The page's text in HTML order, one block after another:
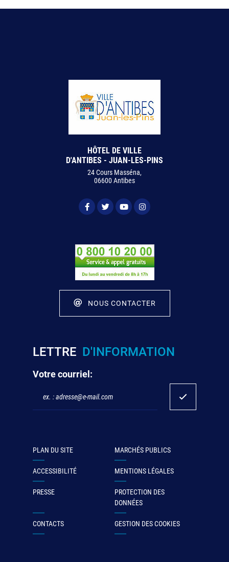
HÔTEL DE VILLE
D'ANTIBES - JUAN-LES-PINS
24 Cours Masséna,
06600 Antibes
NOUS CONTACTER
LETTRE D'INFORMATION
Votre courriel:
PLAN DU SITE MARCHÉS PUBLICS
ACCESSIBILITÉ MENTIONS LÉGALES
PRESSE
PROTECTION DES
DONNÉES
CONTACTS GESTION DES COOKIES